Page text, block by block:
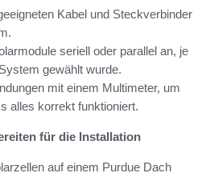
Kabel und Steckverbinder
seriell oder parallel an, je
gewählt wurde.
mit einem Multimeter, um
alles korrekt funktioniert.
für die Installation
auf einem Purdue Dach